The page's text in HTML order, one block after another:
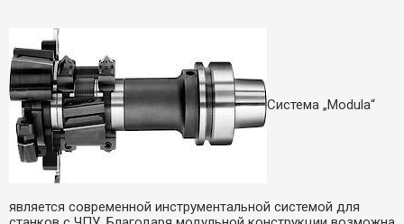
Cистема „Modula“
является современной инструментальной системой для